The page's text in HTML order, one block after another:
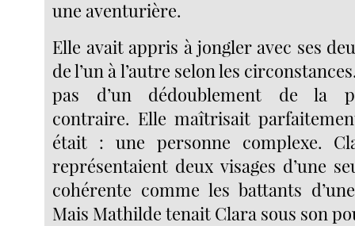
une aventurière.
Elle avait appris à jongler avec ses
de l’un à l’autre selon les
pas d’un dédoublement de la
contraire. Elle maîtrisait
était : une personne complexe.
représentaient deux visages d’une
cohérente comme les battants
Mais Mathilde tenait Clara sous son